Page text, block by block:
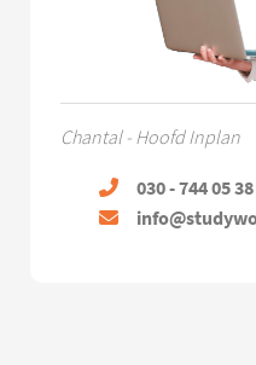
Chantal - Hoofd Inplan
030 - 744 05 38